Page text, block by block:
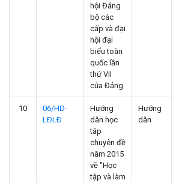
hội Đảng
bộ các
cấp và đại
hội đại
biểu toàn
quốc lần
thứ VII
của Đảng
10
06/HD-
LÐLÐ
Hướng
dẫn học
tâp
chuyên đề
năm 2015
về "Học
tập và làm
Hướng
dẫn